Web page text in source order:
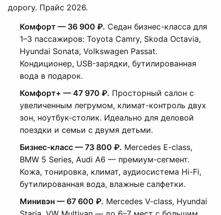
дорогу. Прайс 2026.
Комфорт — 36 900 ₽. Седан бизнес-класса для
1–3 пассажиров: Toyota Camry, Skoda Octavia,
Hyundai Sonata, Volkswagen Passat.
Кондиционер, USB-зарядки, бутилированная
вода в подарок.
Комфорт+ — 47 970 ₽. Просторный салон с
увеличенным легрумом, климат-контроль двух
зон, ноутбук-столик. Идеально для деловой
поездки и семьи с двумя детьми.
Бизнес-класс — 73 800 ₽. Mercedes E-class,
BMW 5 Series, Audi A6 — премиум-сегмент.
Кожа, тонировка, климат, аудиосистема Hi-Fi,
бутилированная вода, влажные салфетки.
Минивэн — 67 600 ₽. Mercedes V-class, Hyundai